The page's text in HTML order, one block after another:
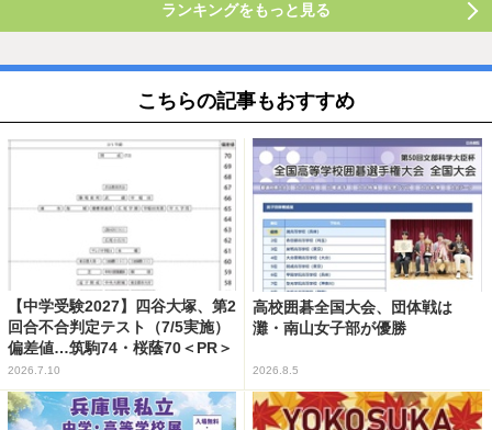
ランキングをもっと見る
こちらの記事もおすすめ
【中学受験2027】四谷大塚、第2
回合不合判定テスト（7/5実施）
偏差値…筑駒74・桜蔭70＜PR＞
2026.7.10
高校囲碁全国大会、団体戦は
灘・南山女子部が優勝
2026.8.5